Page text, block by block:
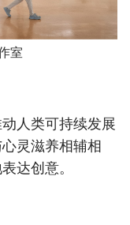
室
人类可持续发展
灵滋养相辅相
达创意。